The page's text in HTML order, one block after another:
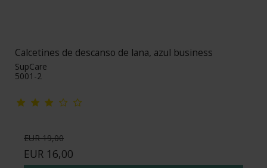
Calcetines de descanso de lana, azul business
SupCare
5001-2
EUR 19,00
EUR 16,00